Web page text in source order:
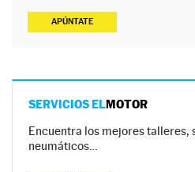
APÚNTATE
SERVICIOS ELMOTOR
Encuentra los mejores talleres,
neumáticos…